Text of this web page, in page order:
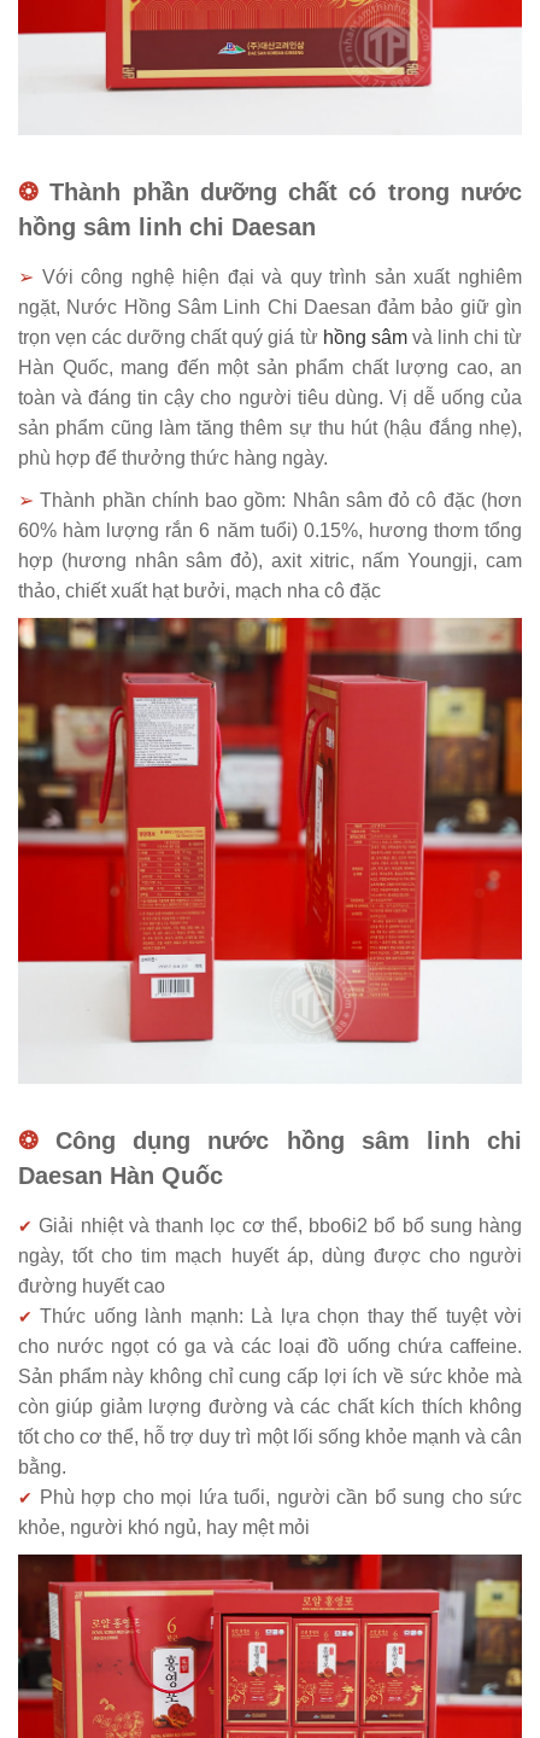
❂ Thành phần dưỡng chất có trong nước
hồng sâm linh chi Daesan
➢ Với công nghệ hiện đại và quy trình sản xuất nghiêm
ngặt, Nước Hồng Sâm Linh Chi Daesan đảm bảo giữ gìn
trọn vẹn các dưỡng chất quý giá từ hồng sâmvà linh chi từ
Hàn Quốc, mang đến một sản phẩm chất lượng cao, an
toàn và đáng tin cậy cho người tiêu dùng. Vị dễ uống của
sản phẩm cũng làm tăng thêm sự thu hút (hậu đắng nhẹ),
phù hợp để thưởng thức hàng ngày.
➢Thành phần chính bao gồm: Nhân sâm đỏ cô đặc (hơn
60% hàm lượng rắn 6 năm tuổi) 0.15%, hương thơm tổng
hợp (hương nhân sâm đỏ), axit xitric, nấm Youngji, cam
thảo, chiết xuất hạt bưởi, mạch nha cô đặc
❂
Công dụng nước hồng sâm linh chi
Daesan Hàn Quốc
✔Giải nhiệt và thanh lọc cơ thể, bbo6i2 bổ bổ sung hàng
ngày, tốt cho tim mạch huyết áp, dùng được cho người
đường huyết cao
✔ Thức uống lành mạnh: Là lựa chọn thay thế tuyệt vời
cho nước ngọt có ga và các loại đồ uống chứa caffeine.
Sản phẩm này không chỉ cung cấp lợi ích về sức khỏe mà
còn giúp giảm lượng đường và các chất kích thích không
tốt cho cơ thể, hỗ trợ duy trì một lối sống khỏe mạnh và cân
bằng.
✔
Phù hợp cho mọi lứa tuổi, người cần bổ sung cho sức
khỏe, người khó ngủ, hay mệt mỏi